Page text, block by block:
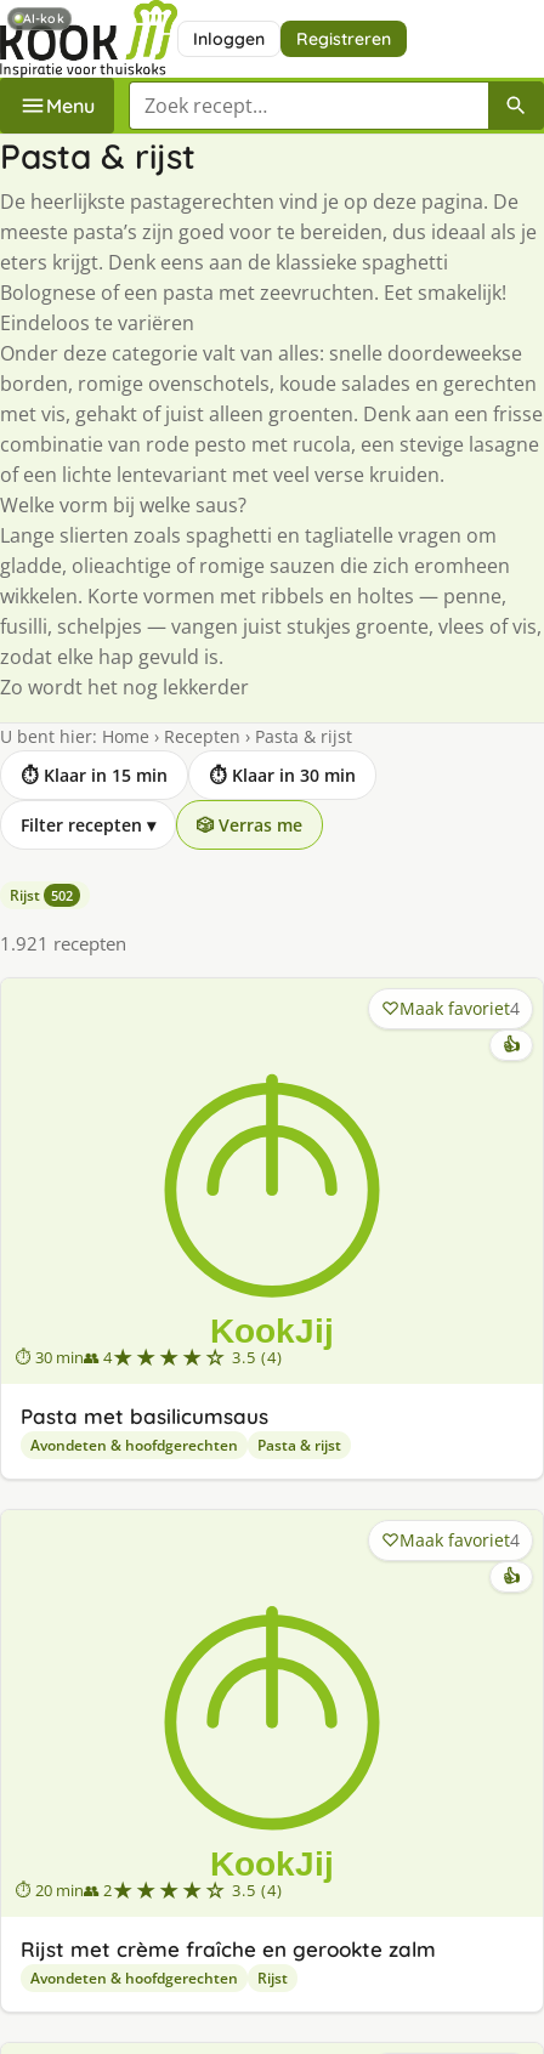
Inloggen Registreren
Menu Zoek een recept
Pasta & rijst
De heerlijkste pastagerechten vind je op deze pagina. De
meeste pasta’s zijn goed voor te bereiden, dus ideaal als je
eters krijgt. Denk eens aan de klassieke spaghetti
Bolognese of een pasta met zeevruchten. Eet smakelijk!
Eindeloos te variëren
Onder deze categorie valt van alles: snelle doordeweekse
borden, romige ovenschotels, koude salades en gerechten
met vis, gehakt of juist alleen groenten. Denk aan een frisse
combinatie van rode pesto met rucola, een stevige lasagne
of een lichte lentevariant met veel verse kruiden.
Welke vorm bij welke saus?
Lange slierten zoals spaghetti en tagliatelle vragen om
gladde, olieachtige of romige sauzen die zich eromheen
wikkelen. Korte vormen met ribbels en holtes — penne,
fusilli, schelpjes — vangen juist stukjes groente, vlees of vis,
zodat elke hap gevuld is.
Zo wordt het nog lekkerder
U bent hier: Home › Recepten › Pasta & rijst
⏱ Klaar in 15 min
⏱ Klaar in 30 min
Filter recepten ▾ 🎲 Verras me
Rijst 502
1.921 recepten
⏱ 30 min👥 4★★★★☆ 3.5 (4)
Maak favoriet4
👍
Pasta met basilicumsaus
Avondeten & hoofdgerechten Pasta & rijst
⏱ 20 min👥 2★★★★☆ 3.5 (4)
Maak favoriet4
👍
Rijst met crème fraîche en gerookte zalm
Avondeten & hoofdgerechten Rijst
AI-kok